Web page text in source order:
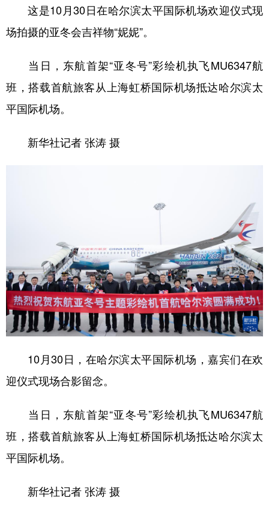
这是10月30日在哈尔滨太平国际机场欢迎仪式现
场拍摄的亚冬会吉祥物“妮妮”。
当日，东航首架“亚冬号”彩绘机执飞MU6347航
班，搭载首航旅客从上海虹桥国际机场抵达哈尔滨太
平国际机场。
新华社记者 张涛 摄
10月30日，在哈尔滨太平国际机场，嘉宾们在欢
迎仪式现场合影留念。
当日，东航首架“亚冬号”彩绘机执飞MU6347航
班，搭载首航旅客从上海虹桥国际机场抵达哈尔滨太
平国际机场。
新华社记者 张涛 摄